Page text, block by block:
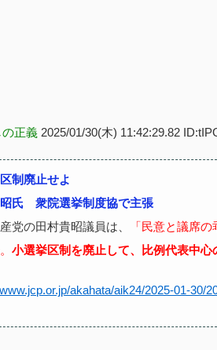
正義 2025/01/30(木) 11:42:29.82
制廃止せよ
昭氏 衆院選挙制度協で主張
党の田村貴昭議員は、
「民意と議席
小選挙区制を廃止して、比例代表中
akahata/aik24/2025-01-30/